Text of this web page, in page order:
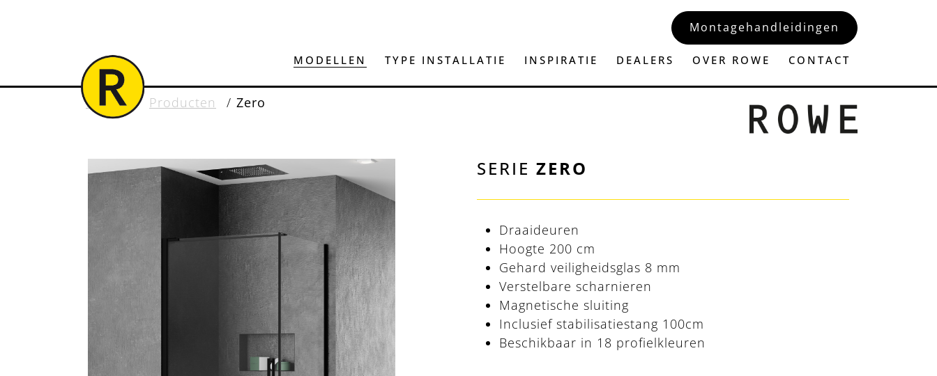
Montagehandleidingen
MODELLEN TYPE INSTALLATIE INSPIRATIE DEALERS OVER ROWE CONTACT
Home / Producten / Zero
SERIE ZERO
Draaideuren
Hoogte 200 cm
Gehard veiligheidsglas 8 mm
Verstelbare scharnieren
Magnetische sluiting
Inclusief stabilisatiestang 100cm
Beschikbaar in 18 profielkleuren